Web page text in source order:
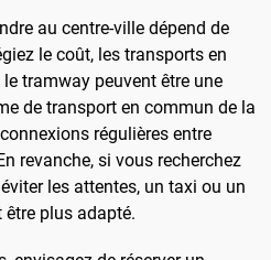
au centre-ville dépend de
le coût, les transports en
tramway peuvent être une
de transport en commun de la
régulières entre
revanche, si vous recherchez
les attentes, un taxi ou un
plus adapté.